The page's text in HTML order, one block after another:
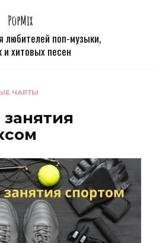
PopMix
любителей поп-музыки,
и хитовых песен
ЧАРТЫ